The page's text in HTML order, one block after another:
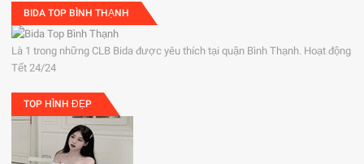
BIDA TOP BÌNH THẠNH
Là 1 trong những CLB Bida được yêu thích tại quận Bình Thạnh. Hoạt động
Tết 24/24
TOP HÌNH ĐẸP